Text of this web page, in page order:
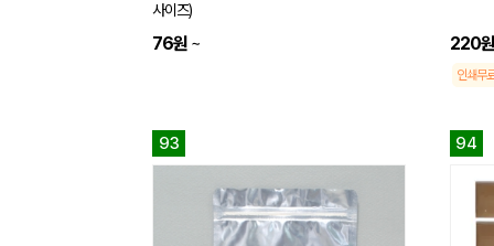
사이즈)
76원 ~ 220원
인쇄무
93 94